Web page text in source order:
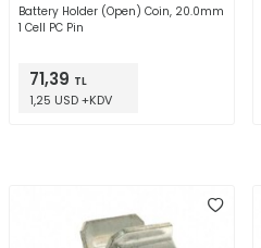
Battery Holder (Open) Coin, 20.0mm
1 Cell PC Pin
71,39 TL
1,25 USD +KDV